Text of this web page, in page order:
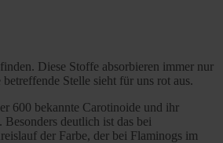
Diese Stoffe absorbieren immer nur
Stelle sieht für uns rot aus.
600 bekannte Carotinoide und ihr
deutlich ist das bei
der Farbe, der bei Flaminogs im